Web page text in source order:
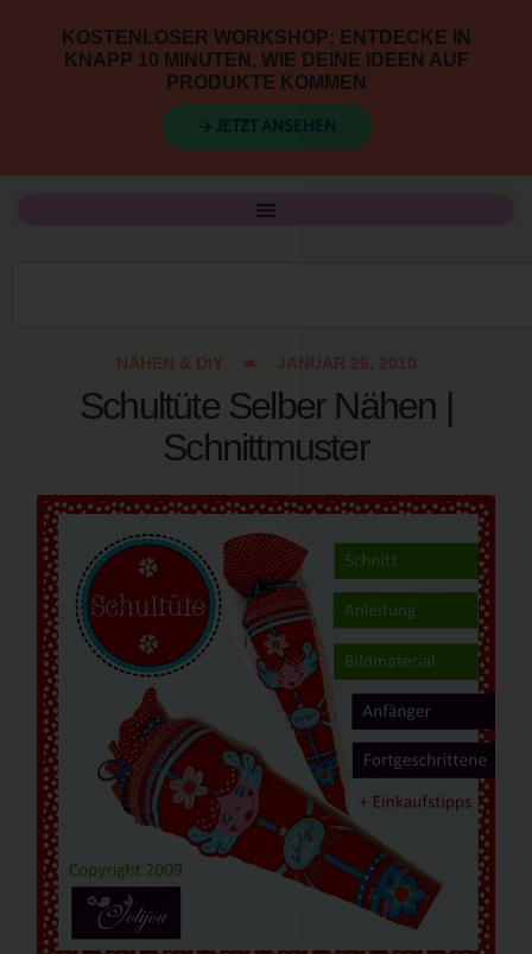
KOSTENLOSER WORKSHOP: ENTDECKE IN
KNAPP 10 MINUTEN, WIE DEINE IDEEN AUF
PRODUKTE KOMMEN
→ JETZT ANSEHEN
NÄHEN & DIY JANUAR 26, 2010
Schultüte Selber Nähen |
Schnittmuster